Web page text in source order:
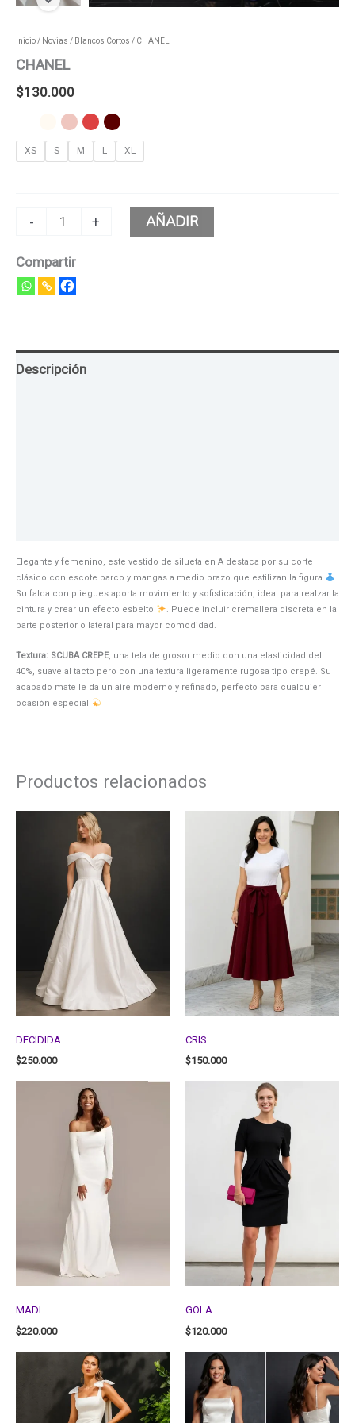
Inicio/ Novias / Blancos Cortos / CHANEL
CHANEL
$130.000
XS S M L XL
- + AÑADIR
Compartir
Descripción
Elegante y femenino, este vestido de silueta en A destaca por su corte
clásico con escote barco y mangas a medio brazo que estilizan la figura
.
Su falda con pliegues aporta movimiento y sofisticación, ideal para realzar la
cintura y crear un efecto esbelto
. Puede incluir cremallera discreta en la
parte posterior o lateral para mayor comodidad.
Textura: SCUBA CREPE, una tela de grosor medio con una elasticidad del
40%, suave al tacto pero con una textura ligeramente rugosa tipo crepé. Su
acabado mate le da un aire moderno y refinado, perfecto para cualquier
ocasión especial
Productos relacionados
DECIDIDA
$250.000
CRIS
$150.000
MADI
$220.000
GOLA
$120.000